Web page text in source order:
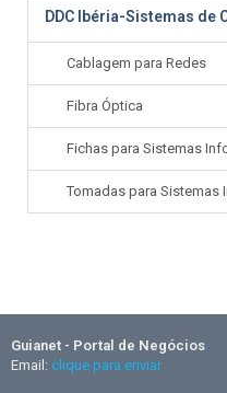
DDC Ibéria-Sistemas de
Cablagem para Redes
Fibra Óptica
Fichas para Sistemas
Tomadas para Sistemas
Guianet - Portal de Negócios
Email: clique para enviar